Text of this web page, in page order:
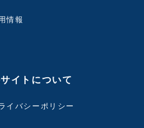
情報
イトについて
イバシーポリシー